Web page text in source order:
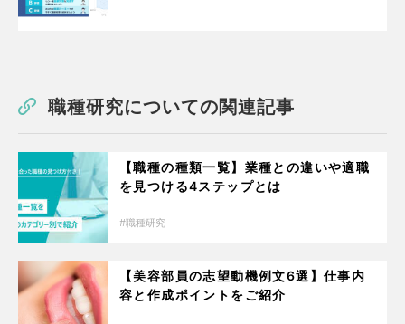
職種研究についての関連記事
【職種の種類一覧】業種との違いや適職
を見つける4ステップとは
職種研究
【美容部員の志望動機例文6選】仕事内
容と作成ポイントをご紹介